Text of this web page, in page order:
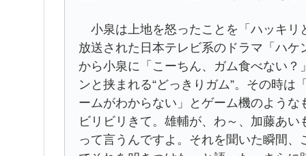
小泉は上地を怒ったことを「ハッキリ
放送された日本テレビ系のドラマ「ハ
から小泉に「こーちん、ガム食べない
ンと挟まれる“どっきりガム”。その時
ームがわからない」とゲーム機のよう
ビリビリきて。雄輔が、わ～、加藤あ
って言うんですよ。それを聞いた瞬間